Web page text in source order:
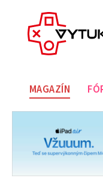
MAGAZÍN